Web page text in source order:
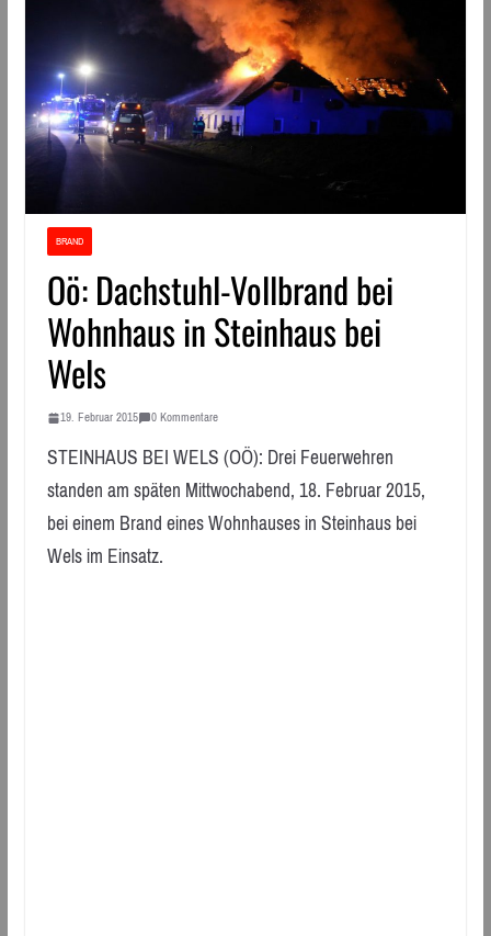
BRAND
Oö: Dachstuhl-Vollbrand bei
Wohnhaus in Steinhaus bei
Wels
19. Februar 2015 0 Kommentare
STEINHAUS BEI WELS (OÖ): Drei Feuerwehren
standen am späten Mittwochabend, 18. Februar 2015,
bei einem Brand eines Wohnhauses in Steinhaus bei
Wels im Einsatz.